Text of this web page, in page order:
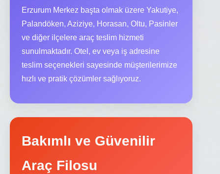
Erzurum Merkez başta olmak üzere Yakutiye,
Palandöken, Aziziye, Horasan, Oltu, Pasinler
ve diğer ilçelere araç teslim hizmeti
sunulmaktadır. Otel, ev veya iş adresine
teslim seçenekleri sayesinde müşterilerimize
hızlı ve pratik çözümler sağlıyoruz.
Bakımlı ve Güvenilir
Araç Filosu